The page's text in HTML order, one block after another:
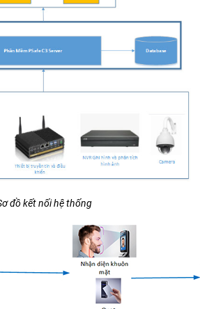
đồ kết nối hệ thống